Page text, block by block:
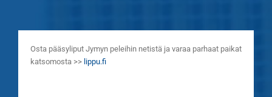
Osta pääsyliput Jymyn peleihin netistä ja varaa parhaat paikat
katsomosta >> lippu.fi